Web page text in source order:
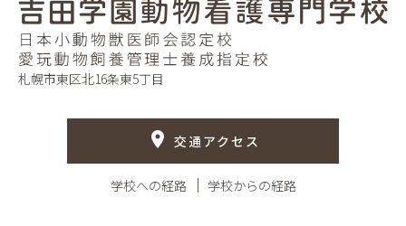
札幌市東区北16条東5丁目
交通アクセス
学校への経路 学校からの経路